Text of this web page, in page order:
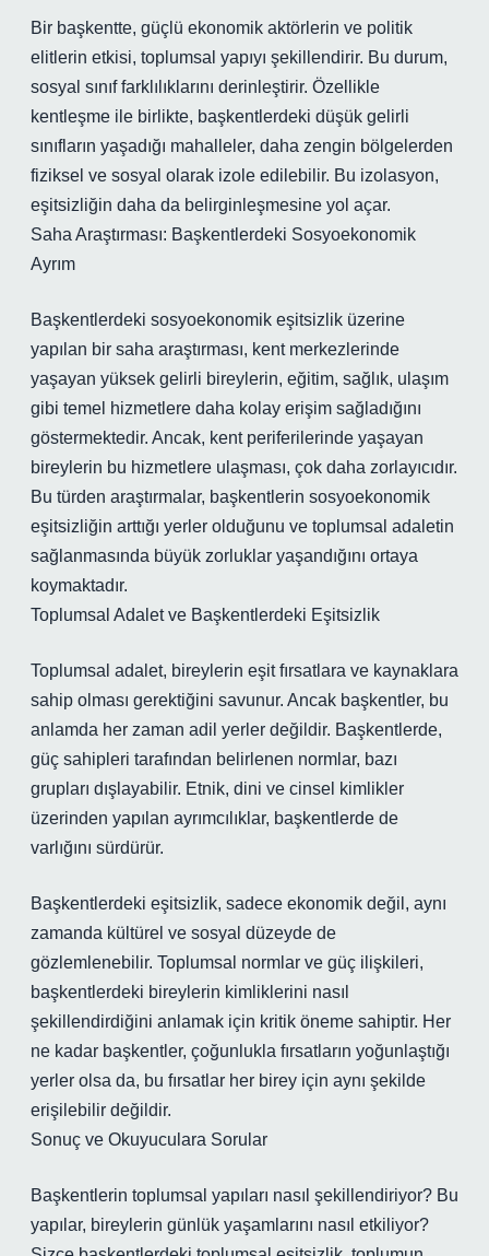
Bir başkentte, güçlü ekonomik aktörlerin ve politik
elitlerin etkisi, toplumsal yapıyı şekillendirir. Bu durum,
sosyal sınıf farklılıklarını derinleştirir. Özellikle
kentleşme ile birlikte, başkentlerdeki düşük gelirli
sınıfların yaşadığı mahalleler, daha zengin bölgelerden
fiziksel ve sosyal olarak izole edilebilir. Bu izolasyon,
eşitsizliğin daha da belirginleşmesine yol açar.
Saha Araştırması: Başkentlerdeki Sosyoekonomik
Ayrım
Başkentlerdeki sosyoekonomik eşitsizlik üzerine
yapılan bir saha araştırması, kent merkezlerinde
yaşayan yüksek gelirli bireylerin, eğitim, sağlık, ulaşım
gibi temel hizmetlere daha kolay erişim sağladığını
göstermektedir. Ancak, kent periferilerinde yaşayan
bireylerin bu hizmetlere ulaşması, çok daha zorlayıcıdır.
Bu türden araştırmalar, başkentlerin sosyoekonomik
eşitsizliğin arttığı yerler olduğunu ve toplumsal adaletin
sağlanmasında büyük zorluklar yaşandığını ortaya
koymaktadır.
Toplumsal Adalet ve Başkentlerdeki Eşitsizlik
Toplumsal adalet, bireylerin eşit fırsatlara ve kaynaklara
sahip olması gerektiğini savunur. Ancak başkentler, bu
anlamda her zaman adil yerler değildir. Başkentlerde,
güç sahipleri tarafından belirlenen normlar, bazı
grupları dışlayabilir. Etnik, dini ve cinsel kimlikler
üzerinden yapılan ayrımcılıklar, başkentlerde de
varlığını sürdürür.
Başkentlerdeki eşitsizlik, sadece ekonomik değil, aynı
zamanda kültürel ve sosyal düzeyde de
gözlemlenebilir. Toplumsal normlar ve güç ilişkileri,
başkentlerdeki bireylerin kimliklerini nasıl
şekillendirdiğini anlamak için kritik öneme sahiptir. Her
ne kadar başkentler, çoğunlukla fırsatların yoğunlaştığı
yerler olsa da, bu fırsatlar her birey için aynı şekilde
erişilebilir değildir.
Sonuç ve Okuyuculara Sorular
Başkentlerin toplumsal yapıları nasıl şekillendiriyor? Bu
yapılar, bireylerin günlük yaşamlarını nasıl etkiliyor?